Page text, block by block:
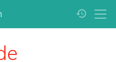
history